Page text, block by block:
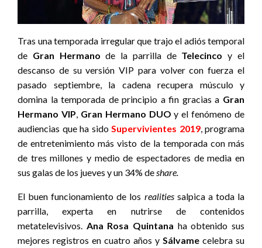
Tras una temporada irregular que trajo el adiós temporal
de Gran Hermano de la parrilla de Telecinco y el
descanso de su versión VIP para volver con fuerza el
pasado septiembre, la cadena recupera músculo y
domina la temporada de principio a fin gracias a Gran
Hermano VIP Gran Hermano DUO y el fenómeno de
audiencias que ha sido Supervivientes 2019, programa
de entretenimiento más visto de la temporada con más
de tres millones y medio de espectadores de media en
sus galas de los jueves y un 34% de share.
El buen funcionamiento de los realitiessalpica a toda la
parrilla, experta en nutrirse de contenidos
metatelevisivos. Ana Rosa Quintana ha obtenido sus
mejores registros en cuatro años y Sálvame celebra su